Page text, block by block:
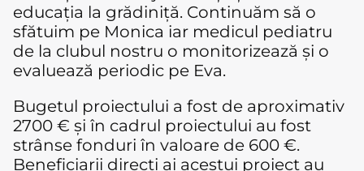
educația la grădiniță. Continuăm să o
sfătuim pe Monica iar medicul pediatru
de la clubul nostru o monitorizează și o
evaluează periodic pe Eva.
Bugetul proiectului a fost de aproximativ
2700 € și în cadrul proiectului au fost
strânse fonduri în valoare de 600 €.
Beneficiarii direcți ai acestui proiect au